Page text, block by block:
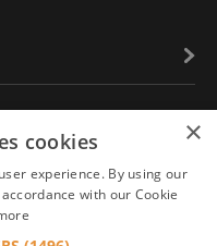
×
cookies
experience. By using our
with our Cookie